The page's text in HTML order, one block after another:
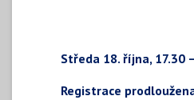
Středa 18. října, 17.30
Registrace